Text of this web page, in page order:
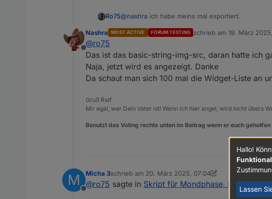
Ro75@nashra ich habe meins mal exportiert.
Kannst es importieren. Passe ggfs. den
Ro75.
Offline
Nashra MOST ACTIVE FORUM TESTING schrieb am19. März
zuletzt editiert von
@ro75
Das ist das basic-string-img-src, daran hatte ich
Naja, jetzt wird es angezeigt. Danke
Da schaut man sich 100 mal die Widget-Liste an
Gruß Ralf
Mir egal, wer Dein Vater ist! Wenn ich hier angel, wird nicht übers
Benutzt das Voting rechts unten im Beitrag wenn er euch geholfen
M
Offline
Micha 3schrieb am 20. März 2025, 07:04
zuletzt editiert von Micha 3
@ro75 sagte in Skript für Mondphase, Mondauf-
Hallo!
Lassen